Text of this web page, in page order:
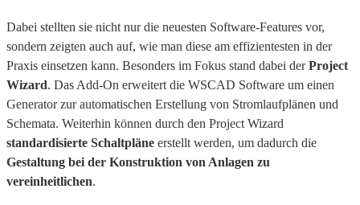
Dabei stellten sie nicht nur die neuesten Software-Features vor,
sondern zeigten auch auf, wie man diese am effizientesten in der
Praxis einsetzen kann. Besonders im Fokus stand dabei derProject
Wizard. Das Add-On erweitert die WSCAD Software um einen
Generator zur automatischen Erstellung von Stromlaufplänen und
Schemata. Weiterhin können durch den Project Wizard
standardisierte Schaltpläne erstellt werden, um dadurch die
Gestaltung bei der Konstruktion von Anlagen zu
vereinheitlichen.